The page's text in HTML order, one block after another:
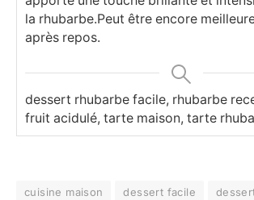
la rhubarbe.Peut être encore
après repos.
dessert rhubarbe facile, rhubarbe
fruit acidulé, tarte maison, tarte
cuisine maison dessert facile